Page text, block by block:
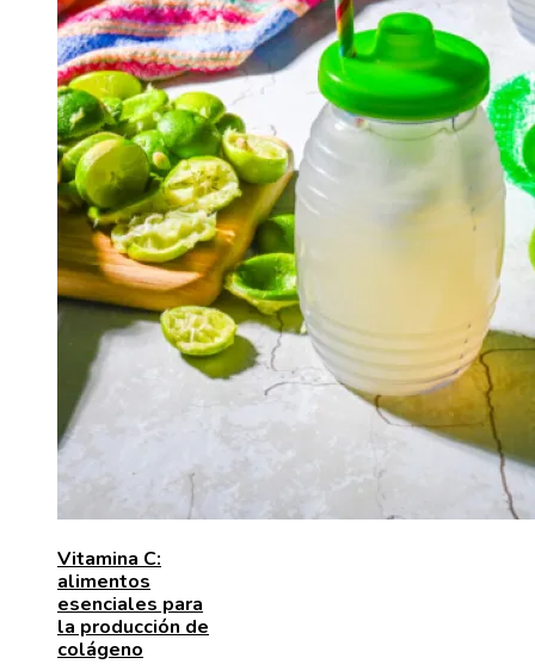
Vitamina C:
alimentos
esenciales para
la producción de
colágeno